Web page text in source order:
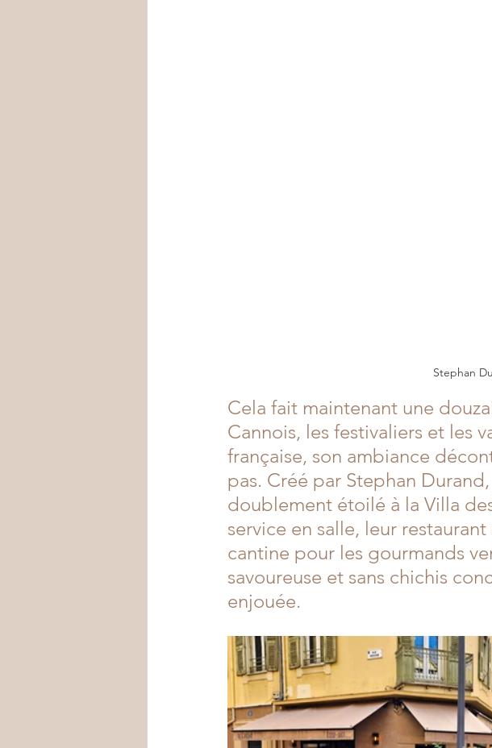
Stephan
Cela fait maintenant une
Cannois, les festivaliers et les
française, son ambiance
pas. Créé par Stephan
doublement étoilé à la Villa
service en salle, leur
cantine pour les gourmands
savoureuse et sans chichis
enjouée.